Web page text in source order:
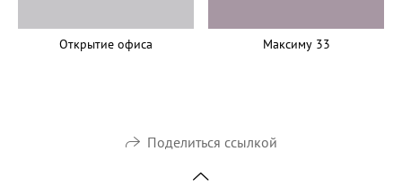
Открытие офиса Максиму 33
Поделиться ссылкой